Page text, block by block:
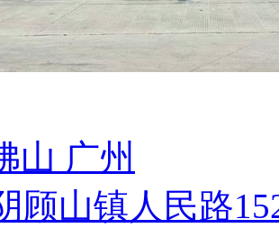
山 广州
顾山镇人民路